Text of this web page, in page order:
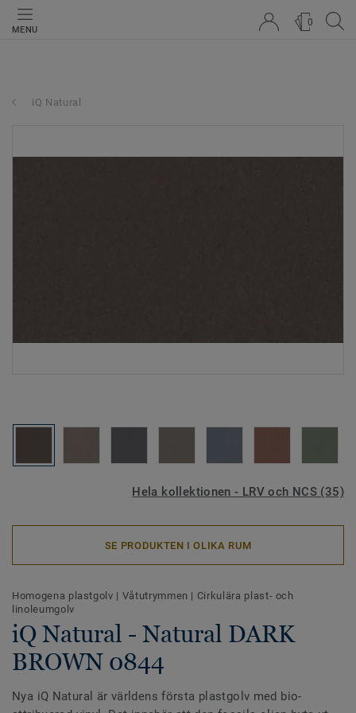
MENU
0
iQ Natural
Hela kollektionen - LRV och NCS (35)
SE PRODUKTEN I OLIKA RUM
Homogena plastgolv | Våtutrymmen | Cirkulära plast- och
linoleumgolv
iQ Natural - Natural DARK
BROWN 0844
Nya iQ Natural är världens första plastgolv med bio-